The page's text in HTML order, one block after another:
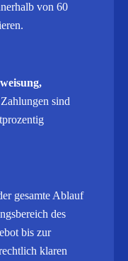
von 60
sind
gesamte Ablauf
des
bis zur
klaren